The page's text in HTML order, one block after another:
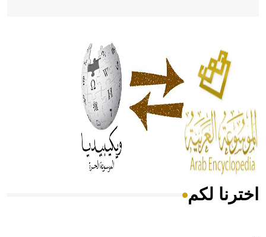
الحكم، الأدلة، تنظيم التغذية، ورسالته في جروح الرأس. ويعود
له الفضل بأنه حرر الطب من الدين والفلسفة.
- هل تعلم أن المرجان إفراز حيواني يتكون في البحر ويتركب
من مادة كربونات الكلسيوم، وهو أحمر أو شديد الحمرة وهو
أجود أنواعه، ويمتاز بكبر الحجم ويسمى الش
هل تعلم أن الأبسيد كلمة فرنسية اللفظ تم اعتمادها مصطلحاً
اخترنا لكم